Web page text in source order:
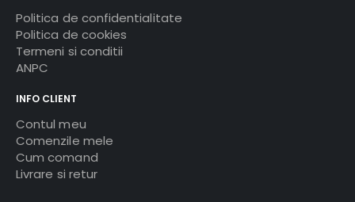
Politica de confidentialitate
Politica de cookies
Termeni si conditii
ANPC
INFO CLIENT
Contul meu
Comenzile mele
Cum comand
Livrare si retur